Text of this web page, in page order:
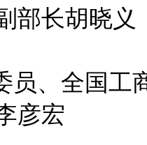
部长胡晓义
员、全国工
彦宏